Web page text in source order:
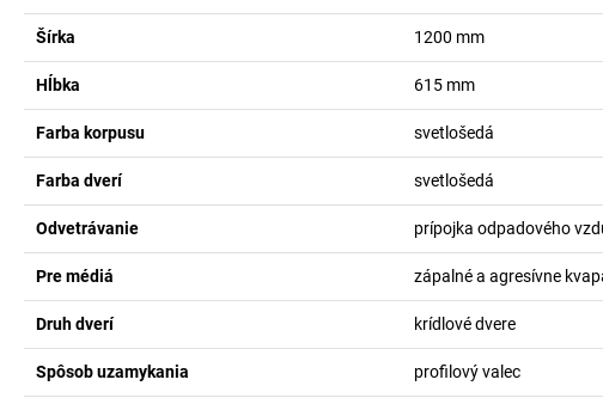
Šírka 1200 mm
Hĺbka 615 mm
Farba korpusu svetlošedá
Farba dverí svetlošedá
Odvetrávanie prípojka odpadového
Pre médiá zápalné a agresívne
Druh dverí krídlové dvere
Spôsob uzamykania profilový valec